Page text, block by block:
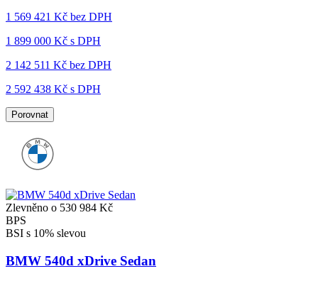
1 569 421 Kč bez DPH
1 899 000 Kč s DPH
2 142 511 Kč bez DPH
2 592 438 Kč s DPH
Porovnat
Zlevněno o 530 984 Kč
BPS
BSI s 10% slevou
BMW 540d xDrive Sedan